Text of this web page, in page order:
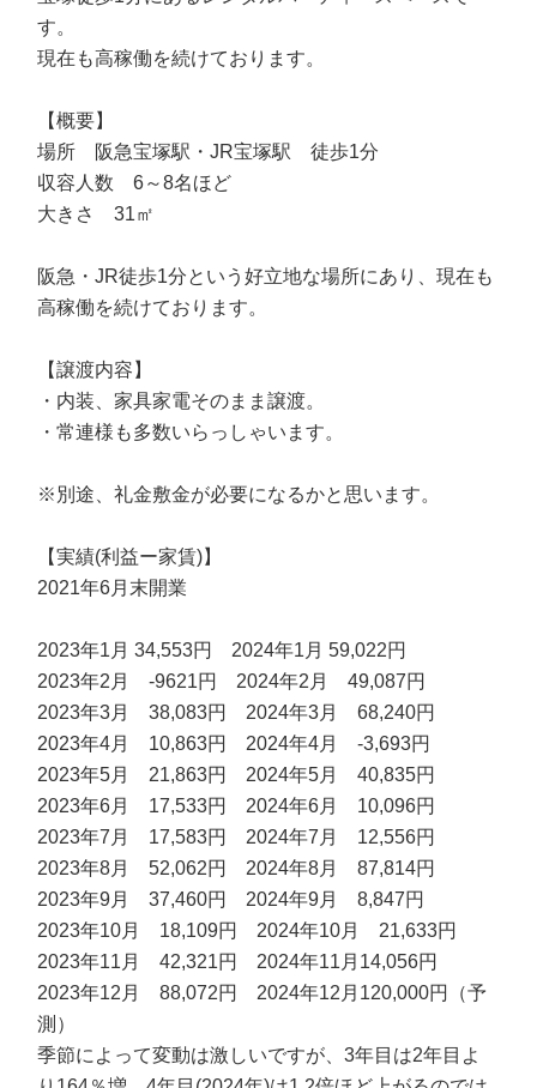
す。
現在も高稼働を続けております。
【概要】
場所 阪急宝塚駅・JR宝塚駅 徒歩1分
収容人数 6～8名ほど
大きさ 31㎡
阪急・JR徒歩1分という好立地な場所にあり、現在も
高稼働を続けております。
【譲渡内容】
・内装、家具家電そのまま譲渡。
・常連様も多数いらっしゃいます。
※別途、礼金敷金が必要になるかと思います。
【実績(利益ー家賃)】
2021年6月末開業
2023年1月 34,553円 2024年1月 59,022円
2023年2月 -9621円 2024年2月 49,087円
2023年3月 38,083円 2024年3月 68,240円
2023年4月 10,863円 2024年4月 -3,693円
2023年5月 21,863円 2024年5月 40,835円
2023年6月 17,533円 2024年6月 10,096円
2023年7月 17,583円 2024年7月 12,556円
2023年8月 52,062円 2024年8月 87,814円
2023年9月 37,460円 2024年9月 8,847円
2023年10月 18,109円 2024年10月 21,633円
2023年11月 42,321円 2024年11月14,056円
2023年12月 88,072円 2024年12月120,000円（予
測）
季節によって変動は激しいですが、3年目は2年目よ